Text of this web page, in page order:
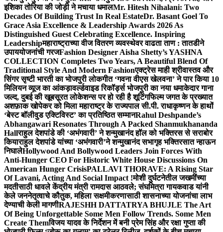
इशिका तोरिया की जोड़ी ने मचाया धमालMr. Hitesh Nihalani: Two
Decades Of Building Trust In Real EstateDr. Basant Goel To
Grace Asia Excellence & Leadership Awards 2026 As
Distinguished Guest Celebrating Excellence. Inspiring
Leadershipमहाराष्ट्राच्या वीज वितरण व्यवस्थेवर वाढता ताण : तातडीने
उपाययोजनांची गरजFashion Designer Aisha Shetty’s YASHNA
COLLECTION Completes Two Years, A Beautiful Blend Of
Traditional Style And Modern Fashionएक्ट्रेस माही श्रीवास्तव और
सिंगर सृष्टी भारती का भोजपुरी लोकगीत ‘गवना वीएस खेलवना’ ने पार किया 10
मिलियन व्यूज का आंकड़ावर्ल्डवाइड रिकॉर्ड्स भोजपुरी का नया धमाकेदार गाना
जल्द, दुबई की खूबसूरत लोकेशन्स पर हो रही है शूटिंगफिल्म जगत के प्रख्यात
अशफ़ाक खोपेकर को मिला महाराष्ट्र के राज्यपाल सी.पी. राधाकृष्णन के हाथों
‘बेस्ट बॉलीवुड एक्टिविस्ट’ का प्रतिष्ठित सम्मानRahul Deshpande’s
Abhangawari Resonates Through A Packed Shanmukhananda
Hallराहुल देशपांडे की ‘अभंगवारी’ ने शन्मुखानंद हॉल को भक्तिरस से सराबोर
कियाराहुल देशपांडे यांच्या ‘अभंगवारी’ने शन्मुखानंद सभागृह भक्तिरसात न्हाऊन
निघालेHollywood And Bollywood Leaders Join Forces With
Anti-Hunger CEO For Historic White House Discussions On
American Hunger CrisisPALLAVI THORAVE: A Rising Star
Of Lavani, Acting And Social Impact !मोशी दुर्घटनेतील जखमींच्या
मदतीसाठी धावले केंद्रीय मंत्री रामदास आठवले; संघमित्रा गायकवाड यांनी
केले जननेतृत्वाचे कौतुक, महिला सक्षमीकरणासाठी शासनाच्या योजनांचा लाभ
देण्याची केली मागणीRAJESHH DATTATRYA BHUJLE The Art
Of Being Unforgettable Some Men Follow Trends. Some Men
Create Themविजय यादव के निर्देशन में बनी प्रेम सिंह और रक्षा गुप्ता की